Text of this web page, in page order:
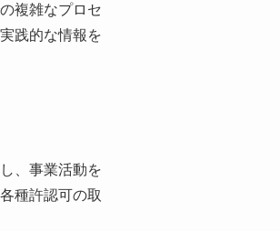
の複雑なプロセ
践的な情報を
、事業活動を
種許認可の取